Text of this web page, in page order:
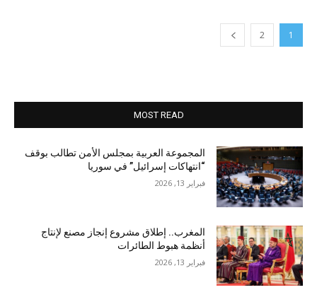
1
2
MOST READ
المجموعة العربية بمجلس الأمن تطالب بوقف
“انتهاكات إسرائيل” في سوريا
فبراير 13, 2026
المغرب.. إطلاق مشروع إنجاز مصنع لإنتاج
أنظمة هبوط الطائرات
فبراير 13, 2026